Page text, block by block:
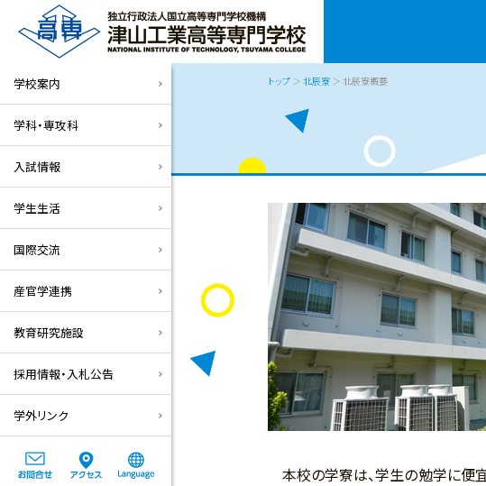
学校案内
学科・専攻科
入試情報
学生生活
国際交流
産官学連携
教育研究施設
採用情報・入札公告
学外リンク
トップ ＞ 北辰寮 ＞ 北辰寮概要
本校の学寮は、学生の勉学に便